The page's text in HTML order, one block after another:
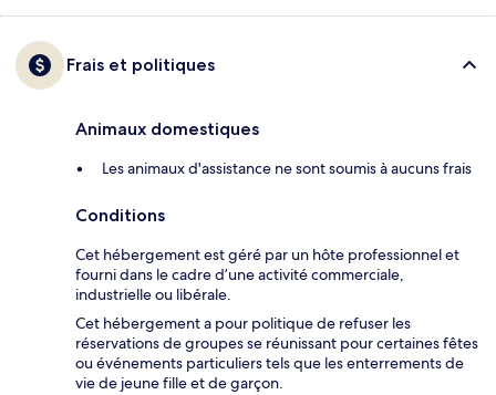
Frais et politiques
Animaux domestiques
Les animaux d'assistance ne sont soumis à aucuns frais
Conditions
Cet hébergement est géré par un hôte professionnel et
fourni dans le cadre d’une activité commerciale,
industrielle ou libérale.
Cet hébergement a pour politique de refuser les
réservations de groupes se réunissant pour certaines fêtes
ou événements particuliers tels que les enterrements de
vie de jeune fille et de garçon.